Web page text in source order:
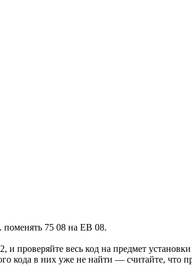
поменять 75 08 на EB 08.
проверяйте весь код на предмет
кода в них уже не найти — считайте, что